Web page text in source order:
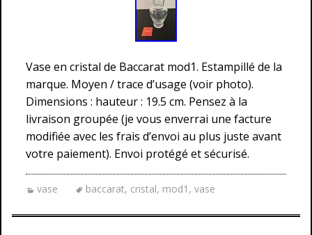
Vase en cristal de Baccarat mod1. Estampillé de la
marque. Moyen / trace d’usage (voir photo).
Dimensions : hauteur : 19.5 cm. Pensez à la
livraison groupée (je vous enverrai une facture
modifiée avec les frais d’envoi au plus juste avant
votre paiement). Envoi protégé et sécurisé.
vase baccarat, cristal, mod1 , vase